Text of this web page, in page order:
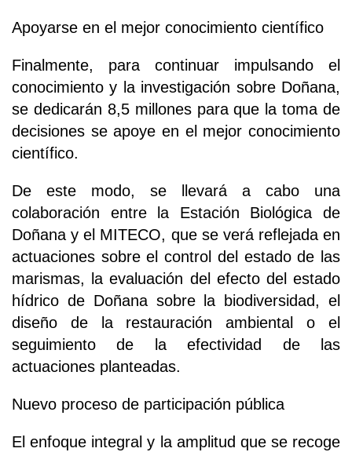
Apoyarse en el mejor conocimiento científico
Finalmente, para continuar impulsando el
conocimiento y la investigación sobre Doñana,
se dedicarán 8,5 millones para que la toma de
decisiones se apoye en el mejor conocimiento
científico.
De este modo, se llevará a cabo una
colaboración entre la Estación Biológica de
Doñana y el MITECO, que se verá reflejada en
actuaciones sobre el control del estado de las
marismas, la evaluación del efecto del estado
hídrico de Doñana sobre la biodiversidad, el
diseño de la restauración ambiental o el
seguimiento de la efectividad de las
actuaciones planteadas.
Nuevo proceso de participación pública
El enfoque integral y la amplitud que se recoge